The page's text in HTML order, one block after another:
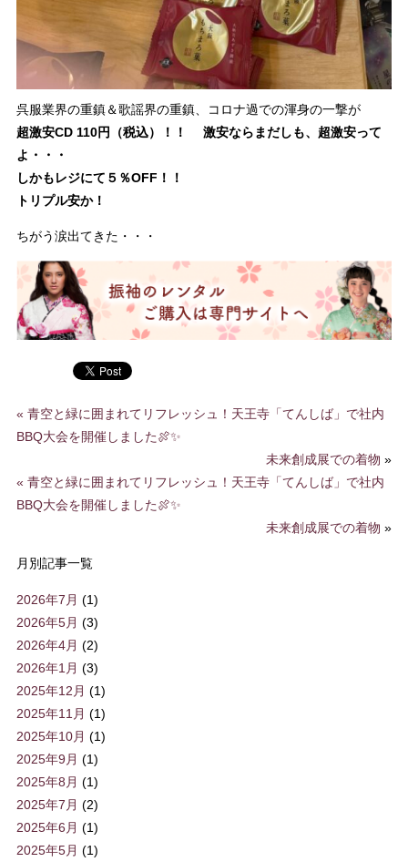
呉服業界の重鎮＆歌謡界の重鎮、コロナ過での渾身の一撃が
超激安CD 110円（税込）！！ 激安ならまだしも、超激安って
よ・・・
しかもレジにて５％OFF！！
トリプル安か！
ちがう涙出てきた・・・
« 青空と緑に囲まれてリフレッシュ！天王寺「てんしば」で社内
BBQ大会を開催しました🍖✨
未来創成展での着物 »
« 青空と緑に囲まれてリフレッシュ！天王寺「てんしば」で社内
BBQ大会を開催しました🍖✨
未来創成展での着物 »
月別記事一覧
2026年7月 (1)
2026年5月 (3)
2026年4月 (2)
2026年1月 (3)
2025年12月 (1)
2025年11月 (1)
2025年10月 (1)
2025年9月 (1)
2025年8月 (1)
2025年7月 (2)
2025年6月 (1)
2025年5月 (1)